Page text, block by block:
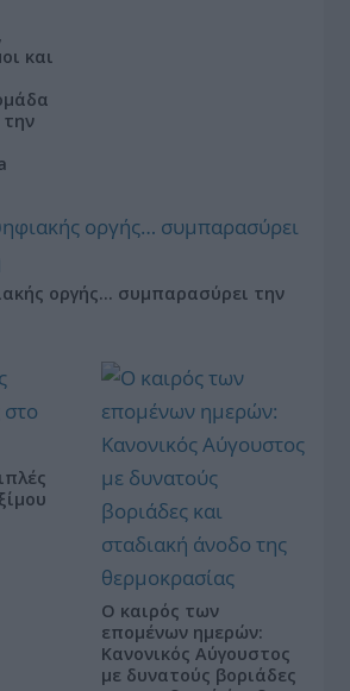
και
οργής… συμπαρασύρει την
Ο καιρός των
επομένων ημερών:
Κανονικός Αύγουστος
με δυνατούς βοριάδες